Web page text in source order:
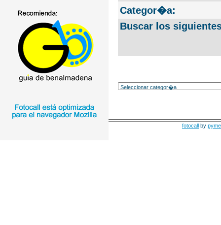
Categor�a:
Buscar los
fotocall by